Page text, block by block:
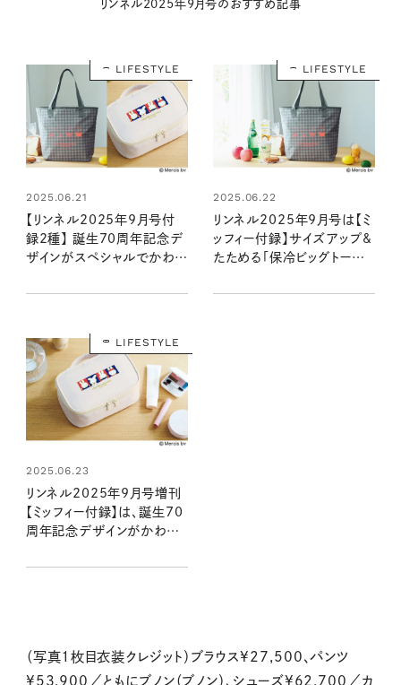
リンネル2025年9月号のおすすめ記事
LIFESTYLE
2025.06.21
【リンネル2025年9月号付
録2種】 誕生70周年記念デ
ザインがスペシャルでかわい
サーポーチが登場！ （7/18
号・9月号増刊）
LIFESTYLE
2025.06.22
リンネル2025年9月号は【ミ
ッフィー付録】サイズアップ&
たためる「保冷ビッグトー
活躍！（7/18発売リンネル
LIFESTYLE
2025.06.23
リンネル2025年9月号増刊
【ミッフィー付録】は、誕生70
周年記念デザインがかわい
レッサーポーチが登場
（写真1枚目衣装クレジット）ブラウス¥27,500、パンツ
¥53,900／ともにブノン（ブノン）、シューズ¥62,700／カ